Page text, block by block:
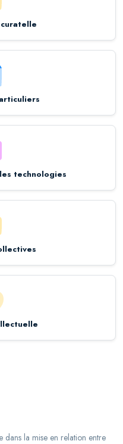
technologies
dans la mise en relation entre